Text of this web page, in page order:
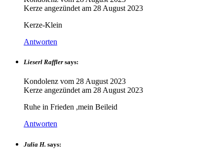
Kerze angezündet am 28 August 2023
Kerze-Klein
Antworten
Lieserl Raffler says:
Kondolenz vom 28 August 2023
Kerze angezündet am 28 August 2023
Ruhe in Frieden ,mein Beileid
Antworten
Julia H. says: